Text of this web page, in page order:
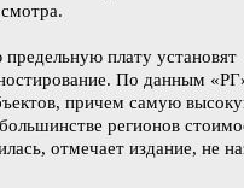
плату установят
По данным
причем самую
регионов
отмечает издание, не